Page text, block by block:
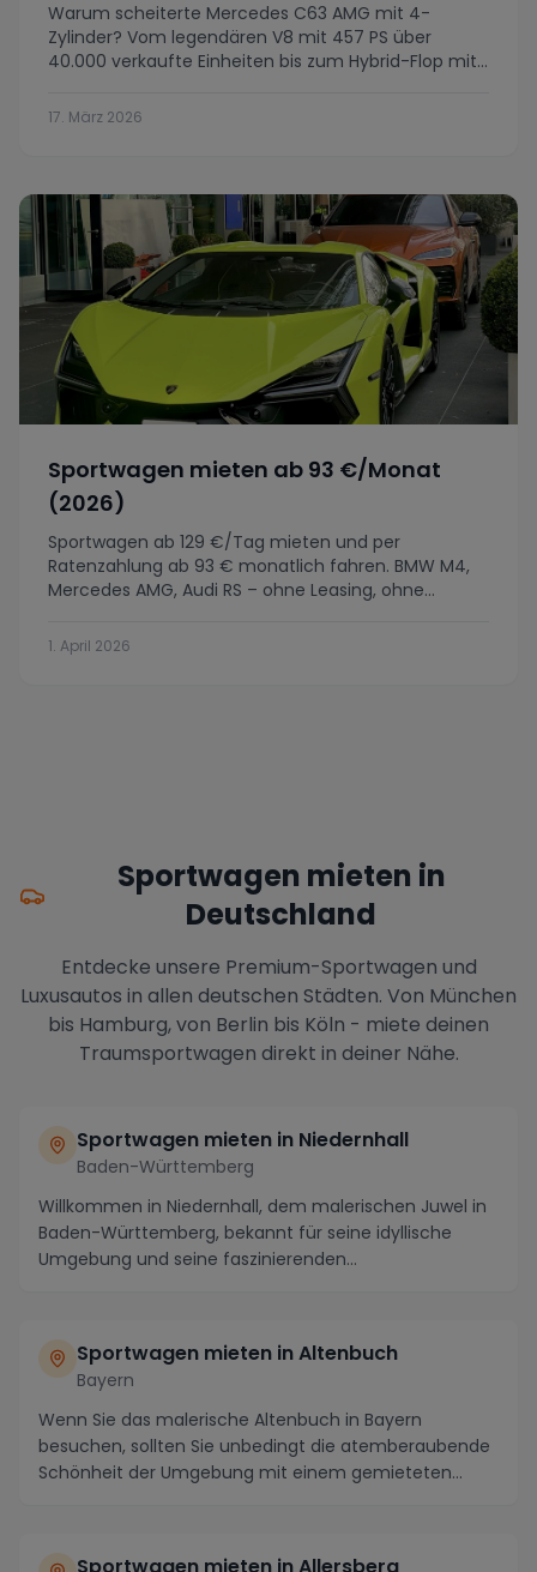
Warum scheiterte Mercedes C63 AMG mit 4-
Zylinder? Vom legendären V8 mit 457 PS über
40.000 verkaufte Einheiten bis zum Hybrid-Flop mit
17. März 2026
Sportwagen mieten ab 93 €/Monat
(2026)
Sportwagen ab 129 €/Tag mieten und per
Ratenzahlung ab 93 € monatlich fahren. BMW M4,
Mercedes AMG, Audi RS – ohne Leasing, ohne
1. April 2026
Sportwagen mieten in
Deutschland
Entdecke unsere Premium-Sportwagen und
Luxusautos in allen deutschen Städten. Von München
bis Hamburg, von Berlin bis Köln - miete deinen
Traumsportwagen direkt in deiner Nähe.
Sportwagen mieten in Niedernhall
Baden-Württemberg
Willkommen in Niedernhall, dem malerischen Juwel in
Baden-Württemberg, bekannt für seine idyllische
Umgebung und seine faszinierenden
Sportwagen mieten inAltenbuch
Bayern
Wenn Sie das malerische Altenbuch in Bayern
besuchen, sollten Sie unbedingt die atemberaubende
Schönheit der Umgebung mit einem gemieteten